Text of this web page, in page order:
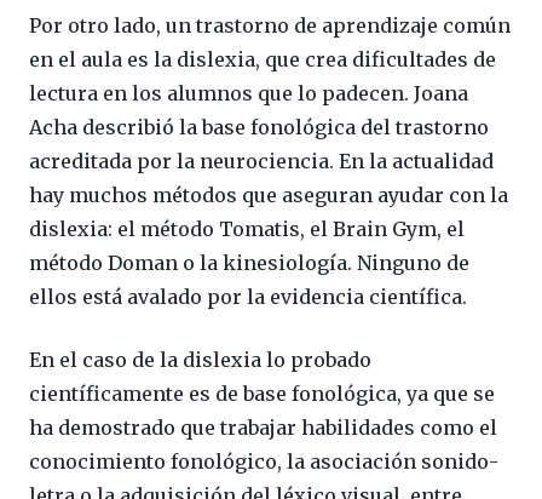
Por otro lado, un trastorno de aprendizaje común
en el aula es la dislexia, que crea dificultades de
lectura en los alumnos que lo padecen. Joana
Acha describió la base fonológica del trastorno
acreditada por la neurociencia. En la actualidad
hay muchos métodos que aseguran ayudar con la
dislexia: el método Tomatis, el Brain Gym, el
método Doman o la kinesiología. Ninguno de
ellos está avalado por la evidencia científica.
En el caso de la dislexia lo probado
científicamente es de base fonológica, ya que se
ha demostrado que trabajar habilidades como el
conocimiento fonológico, la asociación sonido-